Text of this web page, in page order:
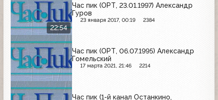
22:54
Час пик (ОРТ, 23.01.1997) Александр
Гуров
23 января 2017, 00:19 2384
Час пик (ОРТ, 06.07.1995) Александр
Гомельский
17 марта 2021, 21:46 2214
Час пик (1-й канал Останкино,